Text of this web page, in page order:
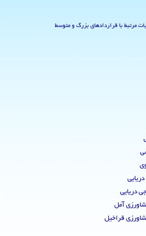
مرتبط با قراردادهای بزرگ و متوسط
دریایی
آمل
قراخیل